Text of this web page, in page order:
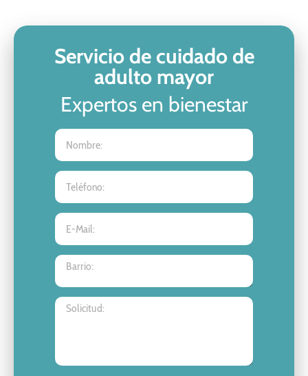
Servicio de cuidado de
adulto mayor
Expertos en bienestar